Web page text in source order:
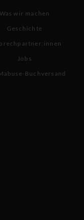
Was wir machen
Geschichte
Jobs
Buchversand